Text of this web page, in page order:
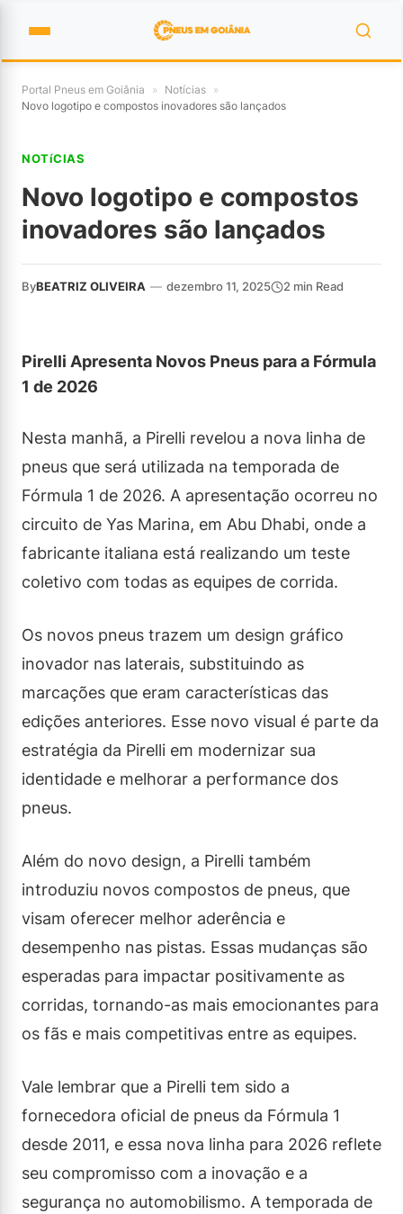
Portal Pneus em Goiânia » Notícias »
Novo logotipo e compostos inovadores são lançados
NOTíCIAS
Novo logotipo e compostos
inovadores são lançados
ByBEATRIZ OLIVEIRA — dezembro 11, 2025 2 min Read
Pirelli Apresenta Novos Pneus para a Fórmula
1 de 2026
Nesta manhã, a Pirelli revelou a nova linha de
pneus que será utilizada na temporada de
Fórmula 1 de 2026. A apresentação ocorreu no
circuito de Yas Marina, em Abu Dhabi, onde a
fabricante italiana está realizando um teste
coletivo com todas as equipes de corrida.
Os novos pneus trazem um design gráfico
inovador nas laterais, substituindo as
marcações que eram características das
edições anteriores. Esse novo visual é parte da
estratégia da Pirelli em modernizar sua
identidade e melhorar a performance dos
pneus.
Além do novo design, a Pirelli também
introduziu novos compostos de pneus, que
visam oferecer melhor aderência e
desempenho nas pistas. Essas mudanças são
esperadas para impactar positivamente as
corridas, tornando-as mais emocionantes para
os fãs e mais competitivas entre as equipes.
Vale lembrar que a Pirelli tem sido a
fornecedora oficial de pneus da Fórmula 1
desde 2011, e essa nova linha para 2026 reflete
seu compromisso com a inovação e a
segurança no automobilismo. A temporada de